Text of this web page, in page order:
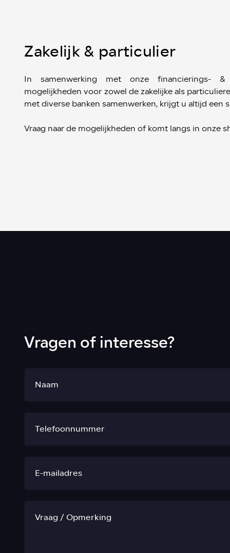
Zakelijk & particulier
In samenwerking met onze financierings- &
mogelijkheden voor zowel de zakelijke als
met diverse banken samenwerken, krijgt u altijd een
Vraag naar de mogelijkheden of komt langs in onze
Vragen of interesse?